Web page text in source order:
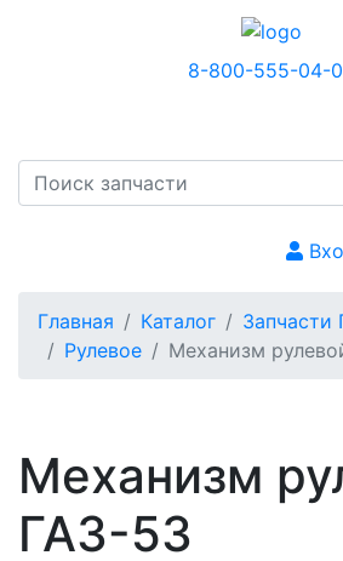
8-800-555-04-
Главная Каталог Запчасти
Рулевое
Механизм
Механизм
ГАЗ-53